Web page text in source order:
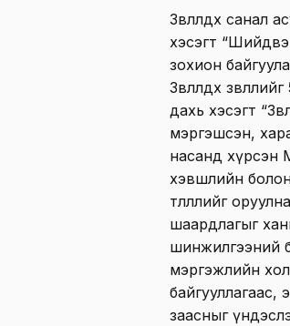
Зөвлөлдөх
хэсэгт
зохион
Зөвлөлдөх
дахь хэсэгт
мэргэшсэн,
насанд хүрсэн
хэвшлийн болон
төлөөллийг
шаардлагыг
шинжилгээний
мэргэжлийн
байгууллагаас,
заасныг